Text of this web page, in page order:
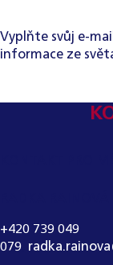
Vyplňte svůj e-
informace ze
+420 739 049
079